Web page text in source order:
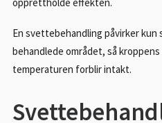
En svettebehandling påvirker
behandlede området, så
temperaturen forblir intakt.